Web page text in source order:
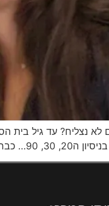
נצליח? עד גיל בית
לזה […]